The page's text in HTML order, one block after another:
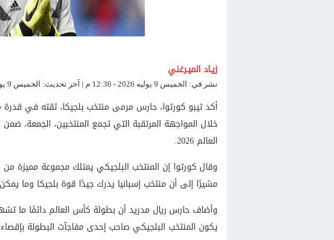
زيـاد الميـرغني
نشر في: الخميس 9 يوليه 2026 - 12:36 م | آخر تحديث: الخميس 9 يوليه 2026 - 12:36 م
أكد تيبو كورتوا، حارس مرمى منتخب بلجيكا، ثقته في قدرة
خلال المواجهة المرتقبة التي تجمع المنتخبين، الجمعة،
العالم 2026.
وقال كورتوا إن المنتخب البلجيكي يمتلك مجموعة مميزة من
مشيرًا إلى أن منتخب إسبانيا يدرك جيدًا قوة بلجيكا وما
وأضاف حارس ريال مدريد أن بطولة كأس العالم دائمًا ما
يكون المنتخب البلجيكي صاحب إحدى مفاجآت البطولة